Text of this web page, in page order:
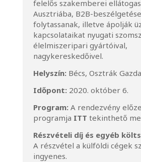
felelős szakemberei
Ausztriába, B2B-
folytassanak, illetve ápolják
kapcsolataikat nyugati
élelmiszeripari gyártóival,
nagykereskedőivel.
Helyszín: Bécs, Osztrák
Időpont: 2020. október 6.
Program:A rendezvény
programja ITT tekinthető
Részvételi díj és egyéb
A részvétel a külföldi cégek
ingyenes.